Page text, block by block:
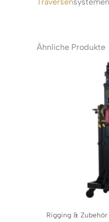
Ähnliche Produkte
Rigging & Zubehör